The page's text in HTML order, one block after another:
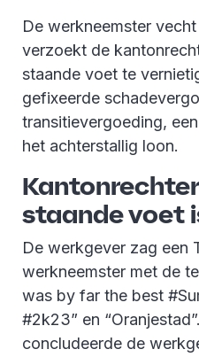
De werkneemster
verzoekt de
staande voet te
gefixeerde
transitievergoeding,
het achterstallig loon.
staande voet
De werkgever zag een
werkneemster met de
was by far the best
#2k23” en
concludeerde de